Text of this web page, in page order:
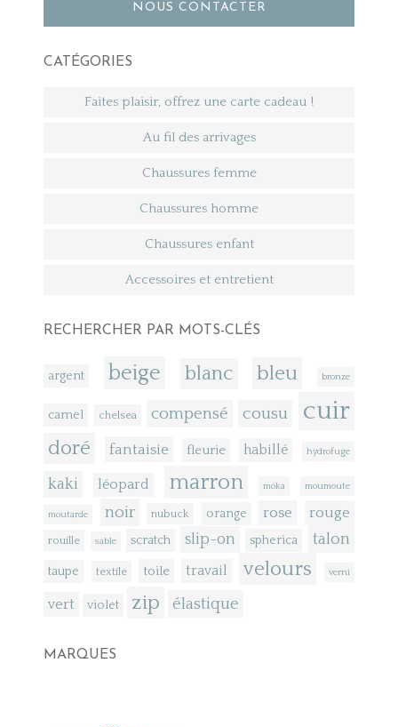
NOUS CONTACTER
CATÉGORIES
Faites plaisir, offrez une carte cadeau !
Au fil des arrivages
Chaussures femme
Chaussures homme
Chaussures enfant
Accessoires et entretient
RECHERCHER PAR MOTS-CLÉS
argent beige blanc bleu bronze
camel chelsea compensé cousu cuir
doré fantaisie fleurie habillé hydrofuge
kaki léopard marron moka moumoute
moutarde noir nubuck orange rose rouge
rouille sable scratch slip-on spherica talon
taupe textile toile travail velours verni
vert violet zip élastique
MARQUES